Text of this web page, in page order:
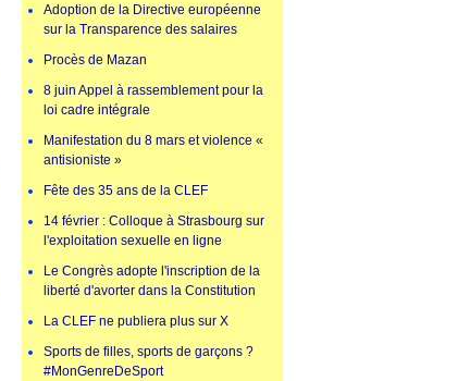
Adoption de la Directive européenne
sur la Transparence des salaires
Procès de Mazan
8 juin Appel à rassemblement pour la
loi cadre intégrale
Manifestation du 8 mars et violence «
antisioniste »
Fête des 35 ans de la CLEF
14 février : Colloque à Strasbourg sur
l'exploitation sexuelle en ligne
Le Congrès adopte l'inscription de la
liberté d'avorter dans la Constitution
La CLEF ne publiera plus sur X
Sports de filles, sports de garçons ?
#MonGenreDeSport